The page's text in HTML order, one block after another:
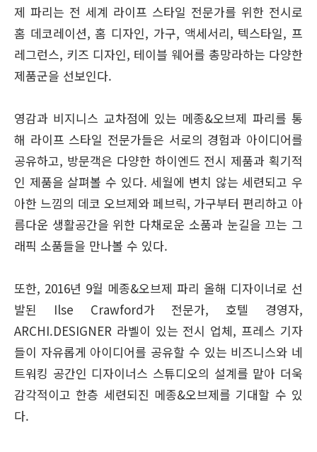
제 파리는 전 세계 라이프 스타일 전문가를 위한 전시로
홈 데코레이션, 홈 디자인, 가구, 액세서리, 텍스타일, 프
레그런스, 키즈 디자인, 테이블 웨어를 총망라하는 다양한
제품군을 선보인다.
영감과 비지니스 교차점에 있는 메종&오브제 파리를 통
해 라이프 스타일 전문가들은 서로의 경험과 아이디어를
공유하고, 방문객은 다양한 하이엔드 전시 제품과 획기적
인 제품을 살펴볼 수 있다. 세월에 변치 않는 세련되고 우
아한 느낌의 데코 오브제와 페브릭, 가구부터 편리하고 아
름다운 생활공간을 위한 다채로운 소품과 눈길을 끄는 그
래픽 소품들을 만나볼 수 있다.
또한, 2016년 9월 메종&오브제 파리 올해 디자이너로 선
발된 Ilse Crawford가 전문가, 호텔 경영자,
ARCHI.DESIGNER 라벨이 있는 전시 업체, 프레스 기자
들이 자유롭게 아이디어를 공유할 수 있는 비즈니스와 네
트워킹 공간인 디자이너스 스튜디오의 설계를 맡아 더욱
감각적이고 한층 세련되진 메종&오브제를 기대할 수 있
다.